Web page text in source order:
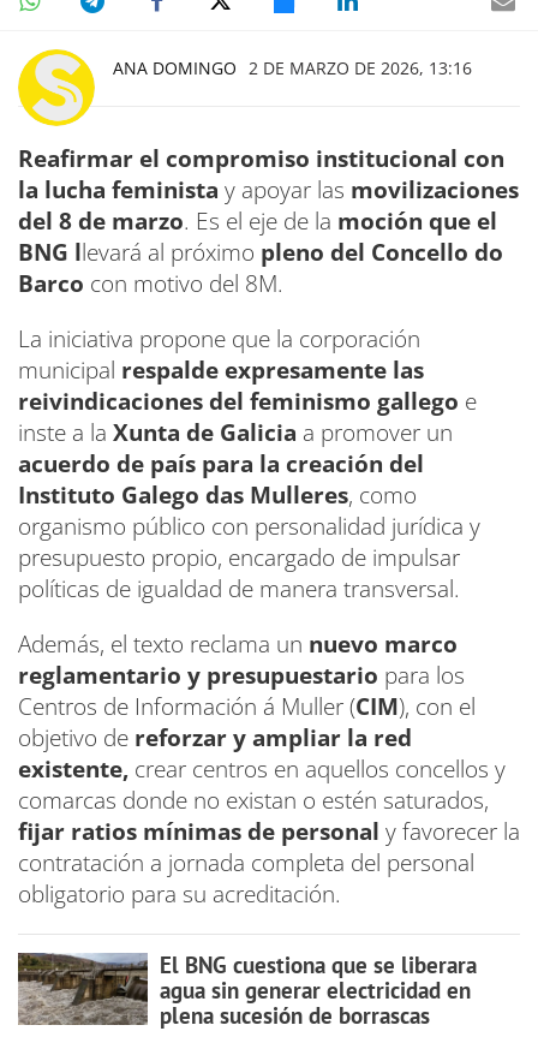
ANA DOMINGO 2 DE MARZO DE 2026, 13:16
Reafirmar el compromiso institucional con
la lucha feminista y apoyar las movilizaciones
del 8 de marzo. Es el eje de la moción que el
BNG llevará al próximo pleno del Concello do
Barco con motivo del 8M.
La iniciativa propone que la corporación
municipal respalde expresamente las
reivindicaciones del feminismo gallego e
inste a la Xunta de Galicia a promover un
acuerdo de país para la creación del
Instituto Galego das Mulleres, como
organismo público con personalidad jurídica y
presupuesto propio, encargado de impulsar
políticas de igualdad de manera transversal.
Además, el texto reclama un nuevo marco
reglamentario y presupuestario para los
Centros de Información á Muller (CIM), con el
objetivo de reforzar y ampliar la red
existente, crear centros en aquellos concellos y
comarcas donde no existan o estén saturados,
fijar ratios mínimas de personal y favorecer la
contratación a jornada completa del personal
obligatorio para su acreditación.
El BNG cuestiona que se liberara
agua sin generar electricidad en
plena sucesión de borrascas